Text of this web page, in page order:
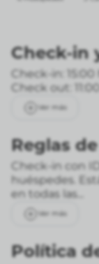
Check-in
Check-in: 15:00
Check out:
Ver más
Reglas
Check-in con
huéspedes.
en todas las...
Ver más
Política